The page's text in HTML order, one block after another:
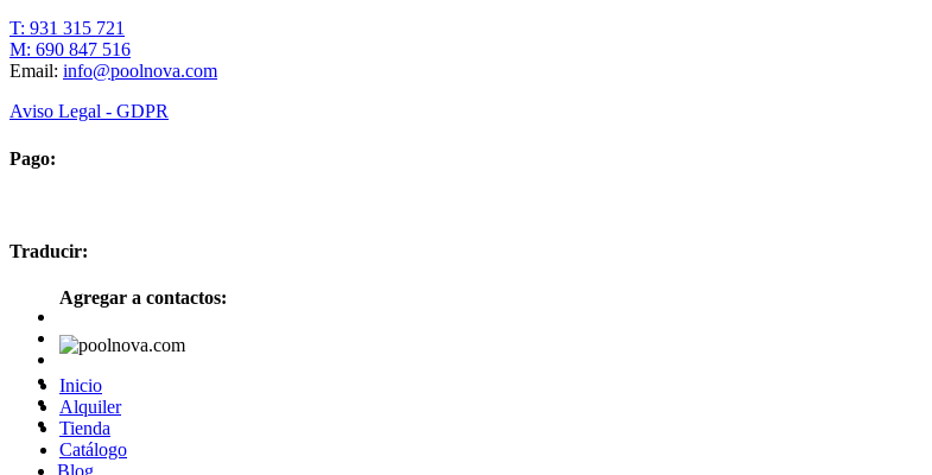
T: 931 315 721
M: 690 847 516
Email: info@poolnova.com
Aviso Legal - GDPR
Pago:
Traducir:
Agregar a contactos:
Inicio
Alquiler
Tienda
Catálogo
Blog